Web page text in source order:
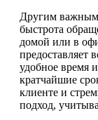
Другим важным
быстрота
домой или в
предоставляет
удобное время
кратчайшие
клиенте и
подход,